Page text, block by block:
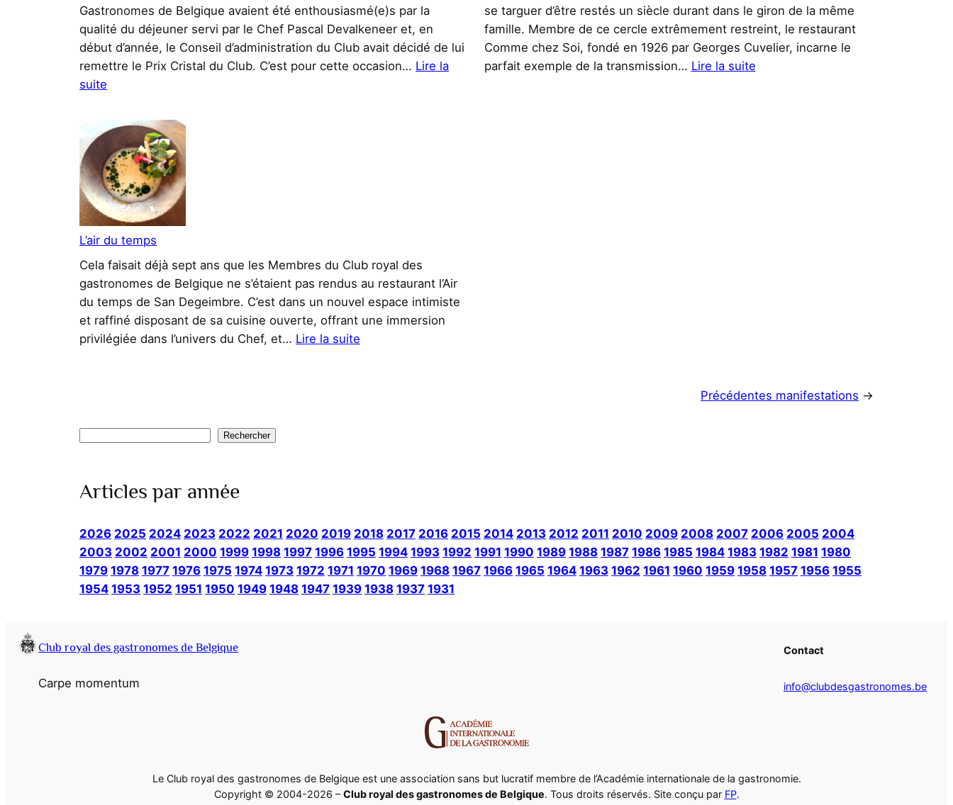
Gastronomes de Belgique avaient été enthousiasmé(e)s par la
qualité du déjeuner servi par le Chef Pascal Devalkeneer et, en
début d’année, le Conseil d’administration du Club avait décidé de lui
remettre le Prix Cristal du Club. C’est pour cette occasion… Lire la
suite
Chalet
la
Forêt
se targuer d’être restés un siècle durant dans le giron de la même
famille. Membre de ce cercle extrêmement restreint, le restaurant
Comme chez Soi, fondé en 1926 par Georges Cuvelier, incarne le
parfait exemple de la transmission… Lire la suite:
L’air du temps
Cela faisait déjà sept ans que les Membres du Club royal des
gastronomes de Belgique ne s’étaient pas rendus au restaurant l’Air
du temps de San Degeimbre. C’est dans un nouvel espace intimiste
et raffiné disposant de sa cuisine ouverte, offrant une immersion
privilégiée dans l’univers du Chef, et… Lire la suite
Précédentes manifestations →
Rechercher
Articles par année
2026 2025 2024 2023 2022 2021 2020 2019 2018 2017 2016 2015 2014 2013 2012 2011 2010 2009 2008 2007 2006 2005 2004
2003 2002 2001 2000 1999 1998 1997 1996 1995 1994 1993 1992 1991 1990 1989 1988 1987 1986 1985 1984 1983 1982 1981 1980
1979 1978 1977 1976 1975 1974 1973 1972 1971 1970 1969 1968 1967 1966 1965 1964 1963 1962 1961 1960 1959 1958 1957 1956 1955
1954 1953 1952 1951 1950 1949 1948 1947 1939 1938 1937 1931
Club royal des gastronomes de Belgique
Carpe momentum
Contact
info@clubdesgastronomes.be
Le Club royal des gastronomes de Belgique est une association sans but lucratif membre de l’Académie internationale de la gastronomie.
Copyright © 2004-2026 –Club royal des gastronomes de Belgique. Tous droits réservés. Site conçu par FP.